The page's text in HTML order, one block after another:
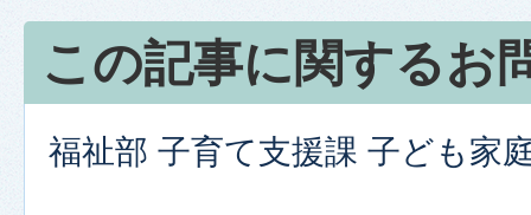
この記事に関するお
福祉部 子育て支援課 子ども家